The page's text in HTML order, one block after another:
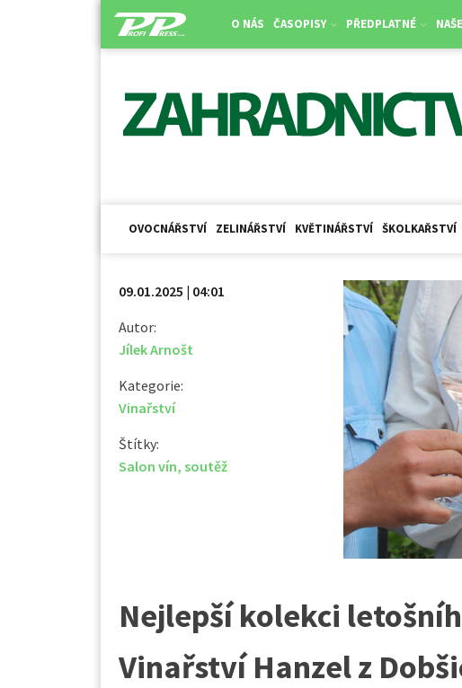
O NÁS ČASOPISY PŘEDPLATNÉ
OVOCNÁŘSTVÍ ZELINÁŘSTVÍ KVĚTINÁŘSTVÍ ŠKOLKAŘSTVÍ
09.01.2025 | 04:01
Autor:
Jílek Arnošt
Kategorie:
Vinařství
Štítky:
Salon vín, soutěž
Nejlepší kolekci
Vinařství Hanzel z